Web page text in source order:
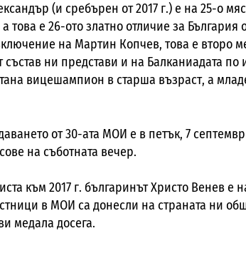
(и сребърен от 2017 г.) е на 25-о
това е 26-ото златно отличие за България
на Мартин Копчев, това е второ
ни представи и на Балканиадата
вицешампион в старша възраст, а
от 30-ата МОИ е в петък, 7
на съботната вечер.
към 2017 г. българинът Христо Венев е
в МОИ са донесли на страната ни
медала досега.